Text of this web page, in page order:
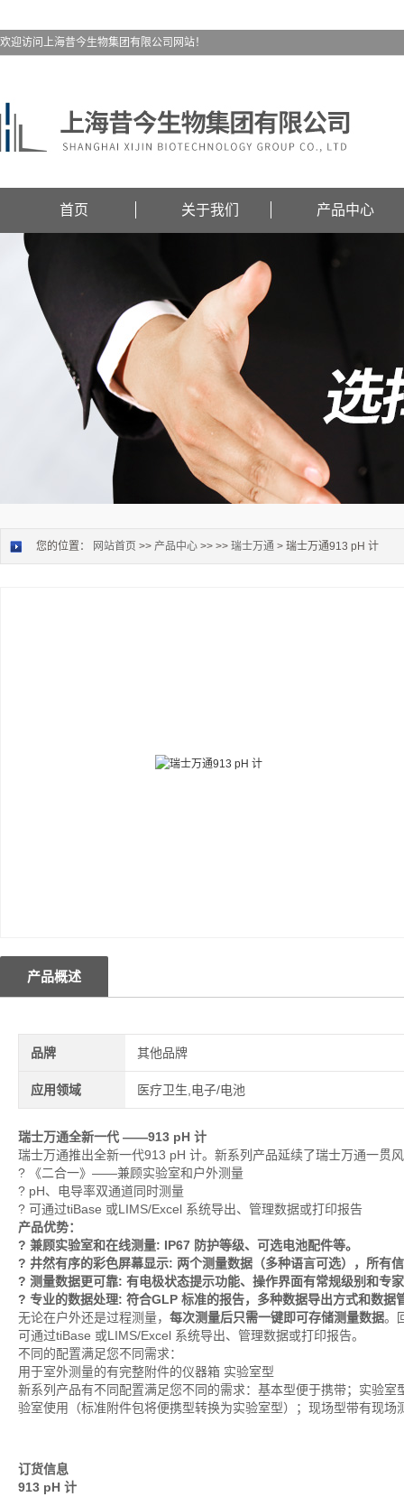
欢迎访问上海昔今生物集团有限公司网站！
首页 关于我们 产品中心
您的位置： 网站首页 >> 产品中心 >> >> 瑞士万通 > 瑞士万通913 pH 计
产品概述
品牌 其他品牌
应用领域 医疗卫生,电子/电池
瑞士万通全新一代 ——913 pH 计
瑞士万通推出全新一代913 pH 计。新系列产品延续了瑞士万通一
? 《二合一》——兼顾实验室和户外测量
? pH、电导率双通道同时测量
? 可通过tiBase 或LIMS/Excel 系统导出、管理数据或打印报告
产品优势：
? 兼顾实验室和在线测量: IP67 防护等级、可选电池配件等。
? 井然有序的彩色屏幕显示: 两个测量数据（多种语言可选），所有
? 测量数据更可靠: 有电极状态提示功能、操作界面有常规级别和专
? 专业的数据处理: 符合GLP 标准的报告，多种数据导出方式和数据
无论在户外还是过程测量， 每次测量后只需一键即可存储测量数据。
可通过tiBase 或LIMS/Excel 系统导出、管理数据或打印报告。
不同的配置满足您不同需求：
用于室外测量的有完整附件的仪器箱 实验室型
新系列产品有不同配置满足您不同的需求：基本型便于携带；实验室
验室使用（标准附件包将便携型转换为实验室型）；现场型带有现场
订货信息
913 pH 计